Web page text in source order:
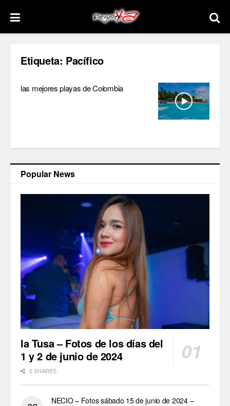
Etiqueta: Pacífico
las mejores playas de Colombia
Popular News
la Tusa – Fotos de los días del
1 y 2 de junio de 2024
0 SHARES
NECIO – Fotos sábado 15 de junio de 2024 –